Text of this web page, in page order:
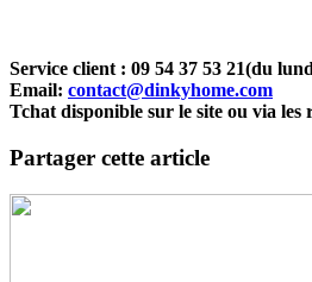
Service client : 09 54 37 53 21(du
Email: contact@dinkyhome.com
Tchat disponible sur le site ou via les
Partager cette article